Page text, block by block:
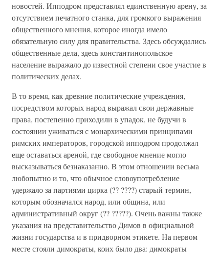
новостей. Ипподром представлял единственную арену, за
отсутствием печатного станка, для громкого выражения
общественного мнения, которое иногда имело
обязательную силу для правительства. Здесь обсуждались
общественные дела, здесь константинопольское
население выражало до известной степени свое участие в
политических делах.
В то время, как древние политические учреждения,
посредством которых народ выражал свои державные
права, постепенно приходили в упадок, не будучи в
состоянии уживаться с монархическими принципами
римских императоров, городской ипподром продолжал
еще оставаться ареной, где свободное мнение могло
высказываться безнаказанно. В этом отношении весьма
любопытно и то, что обычное словоупотребление
удержало за партиями цирка (?? ????) старый термин,
которым обозначался народ, или община, или
административный округ (?? ?????). Очень важны также
указания на представительство Димов в официальной
жизни государства и в придворном этикете. На первом
месте стояли димократы, коих было два: димократы